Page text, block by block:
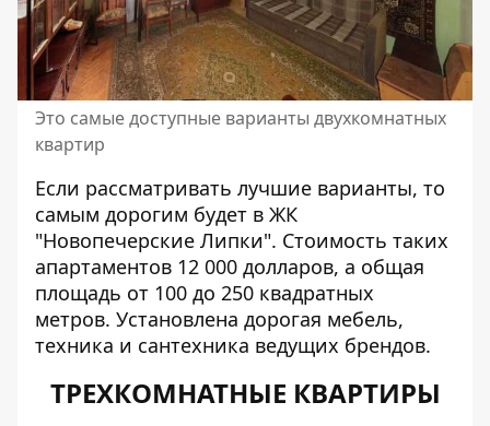
Это самые доступные варианты двухкомнатных
квартир
Если рассматривать лучшие варианты, то
самым дорогим будет в ЖК
"Новопечерские Липки". Стоимость таких
апартаментов 12 000 долларов, а общая
площадь от 100 до 250 квадратных
метров. Установлена дорогая мебель,
техника и сантехника ведущих брендов.
ТРЕХКОМНАТНЫЕ КВАРТИРЫ